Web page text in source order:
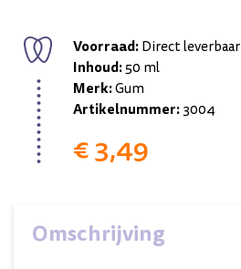
Voorraad:Direct leverbaar
Inhoud:50 ml
Merk:Gum
Artikelnummer:3004
€ 3,49
Omschrijving